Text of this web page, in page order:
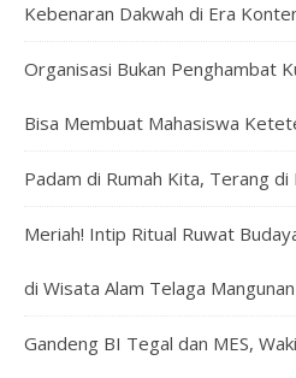
Kebenaran Dakwah di Era
Organisasi Bukan Penghambat
Bisa Membuat Mahasiswa
Padam di Rumah Kita, Terang di
Meriah! Intip Ritual Ruwat
di Wisata Alam Telaga Mangunan
Gandeng BI Tegal dan MES,